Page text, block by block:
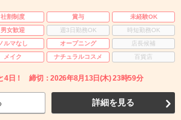
社割制度 賞与
未経験OK
男女歓迎 週3日勤務OK
時短勤務OK
ノルマなし オープニング
店長候補
メイク ナチュラルコスメ 百貨店
4日！ 締切：2026年8月13日(木) 23時59分
詳細を見る